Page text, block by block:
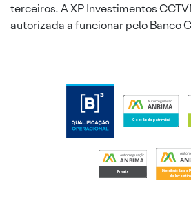
terceiros. A XP Investimentos
autorizada a funcionar pelo Banco